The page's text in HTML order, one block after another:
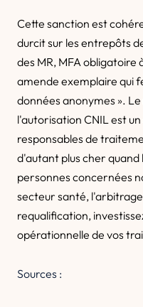
Cette sanction est
durcit sur les entrepôts
des MR, MFA obligatoire
amende exemplaire qui
données anonymes ».
l'autorisation CNIL est
responsables de
d'autant plus cher quand
personnes concernées
secteur santé,
requalification,
opérationnelle de vos
Sources :